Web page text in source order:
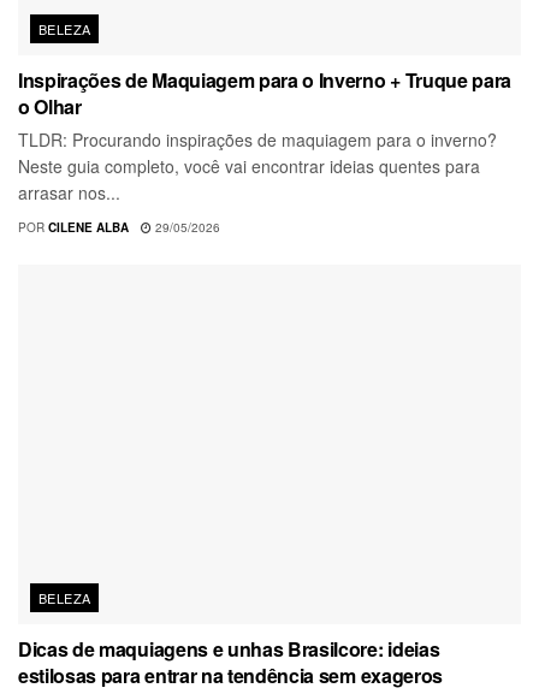
BELEZA
Inspirações de Maquiagem para o Inverno + Truque para
o Olhar
TLDR: Procurando inspirações de maquiagem para o inverno?
Neste guia completo, você vai encontrar ideias quentes para
arrasar nos...
POR CILENE ALBA 29/05/2026
BELEZA
Dicas de maquiagens e unhas Brasilcore: ideias
estilosas para entrar na tendência sem exageros